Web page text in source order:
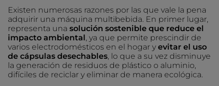
Existen numerosas razones por las que vale la pena
adquirir una máquina multibebida. En primer lugar,
representa una solución sostenible que reduce el
impacto ambiental , ya que permite prescindir de
varios electrodomésticos en el hogar y evitar el uso
de cápsulas desechables , lo que a su vez disminuye
la generación de residuos de plástico o aluminio,
difíciles de reciclar y eliminar de manera ecológica.